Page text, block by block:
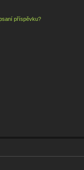
příspěvku?